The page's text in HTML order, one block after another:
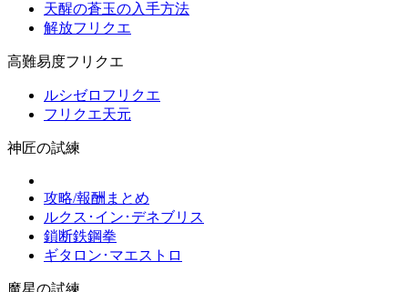
天醒の蒼玉の入手方法
解放フリクエ
高難易度フリクエ
ルシゼロフリクエ
フリクエ天元
神匠の試練
攻略/報酬まとめ
ルクス･イン･デネブリス
鎖断鉄鋼拳
ギタロン･マエストロ
魔星の試練